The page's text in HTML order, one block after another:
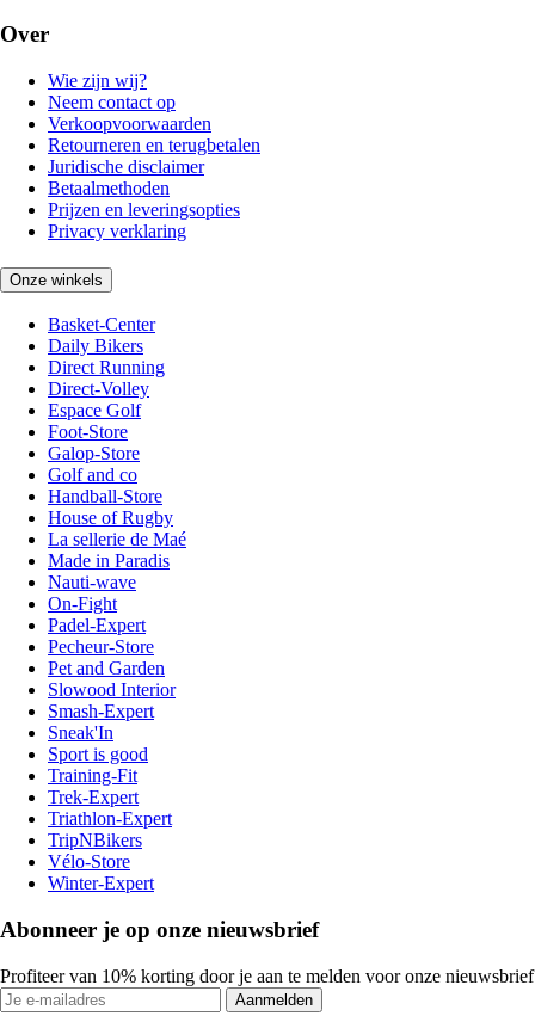
Over
Wie zijn wij?
Neem contact op
Verkoopvoorwaarden
Retourneren en terugbetalen
Juridische disclaimer
Betaalmethoden
Prijzen en leveringsopties
Privacy verklaring
Onze winkels
Basket-Center
Daily Bikers
Direct Running
Direct-Volley
Espace Golf
Foot-Store
Galop-Store
Golf and co
Handball-Store
House of Rugby
La sellerie de Maé
Made in Paradis
Nauti-wave
On-Fight
Padel-Expert
Pecheur-Store
Pet and Garden
Slowood Interior
Smash-Expert
Sneak'In
Sport is good
Training-Fit
Trek-Expert
Triathlon-Expert
TripNBikers
Vélo-Store
Winter-Expert
Abonneer je op onze nieuwsbrief
Profiteer van 10% korting door je aan te melden voor onze nieuwsbrief
Aanmelden